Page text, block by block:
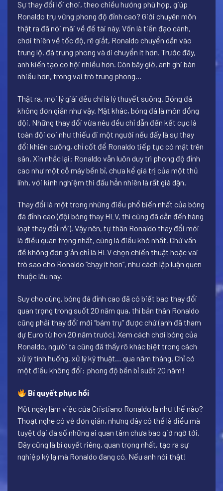
Sự thay đổi lối chơi, theo chiều hướng phù hợp, giúp
Ronaldo trụ vững phong độ đỉnh cao? Giới chuyên môn
thật ra đã nói mãi về đề tài này. Vốn là tiền đạo cánh,
chơi thiên về tốc độ, rê giắt, Ronaldo chuyển dần vào
trung lộ, đá trung phong và di chuyển ít hơn. Trước đây,
anh kiến tạo cơ hội nhiều hơn. Còn bây giờ, anh ghi bàn
nhiều hơn, trong vai trò trung phong…
Thật ra, mọi lý giải đều chỉ là lý thuyết suông. Bóng đá
không đơn giản như vậy. Mặt khác, bóng đá là môn đồng
đội. Những thay đổi vừa nêu đều chỉ dẫn đến kết cục là
toàn đội coi như thiếu đi một người nếu đấy là sự thay
đổi khiên cưỡng, chỉ cốt để Ronaldo tiếp tục có mặt trên
sân. Xin nhắc lại: Ronaldo vẫn luôn duy trì phong độ đỉnh
cao như một cỗ máy bền bỉ, chưa kể giá trị của một thủ
lĩnh, với kinh nghiệm thi đấu hẳn nhiên là rất già dặn.
Thay đổi là một trong những điều phổ biến nhất của bóng
đá đỉnh cao (đội bóng thay HLV, thì cũng đã dẫn đến hàng
loạt thay đổi rồi). Vậy nên, tự thân Ronaldo thay đổi mới
là điều quan trọng nhất, cũng là điều khó nhất. Chứ vấn
đề không đơn giản chỉ là HLV chọn chiến thuật hoặc vai
trò sao cho Ronaldo “chạy ít hơn”, như cách lập luận quen
thuộc lâu nay.
Suy cho cùng, bóng đá đỉnh cao đã có biết bao thay đổi
quan trọng trong suốt 20 năm qua, thì bản thân Ronaldo
cũng phải thay đổi mới “bám trụ” được chứ (anh đã tham
dự Euro từ hơn 20 năm trước). Xem cách chơi bóng của
Ronaldo, người ta cũng đã thấy rõ khác biệt trong cách
xử lý tình huống, xử lý kỹ thuật… qua năm tháng. Chỉ có
một điều không đổi: phong độ bền bỉ suốt 20 năm!
Bí quyết phục hồi
Một ngày làm việc của Cristiano Ronaldo là như thế nào?
Thoạt nghe có vẻ đơn giản, nhưng đây có thể là điều mà
tuyệt đại đa số những ai quan tâm chưa bao giờ ngờ tới.
Đây cũng là bí quyết riêng, quan trọng nhất, tạo ra sự
nghiệp kỳ lạ mà Ronaldo đang có. Nếu anh nói thật!